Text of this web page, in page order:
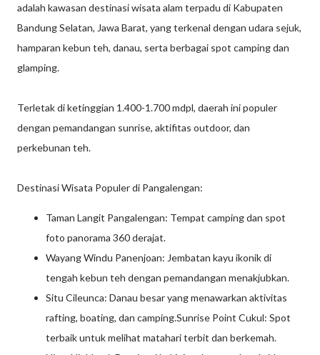
adalah kawasan destinasi wisata alam terpadu di Kabupaten
Bandung Selatan, Jawa Barat, yang terkenal dengan udara sejuk,
hamparan kebun teh, danau, serta berbagai spot camping dan
glamping.
Terletak di ketinggian 1.400-1.700 mdpl, daerah ini populer
dengan pemandangan sunrise, aktifitas outdoor, dan
perkebunan teh.
Destinasi Wisata Populer di Pangalengan:
Taman Langit Pangalengan: Tempat camping dan spot
foto panorama 360 derajat.
Wayang Windu Panenjoan: Jembatan kayu ikonik di
tengah kebun teh dengan pemandangan menakjubkan.
Situ Cileunca: Danau besar yang menawarkan aktivitas
rafting, boating, dan camping.Sunrise Point Cukul: Spot
terbaik untuk melihat matahari terbit dan berkemah.